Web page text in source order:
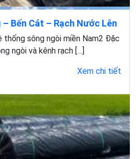
Bến Cát – Rạch Nước Lên
sông ngòi miền Nam2 Đặc
ngòi và kênh rạch […]
Xem chi tiết